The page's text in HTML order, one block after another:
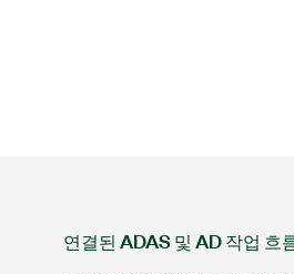
연결된 ADAS 및 AD 작업 흐